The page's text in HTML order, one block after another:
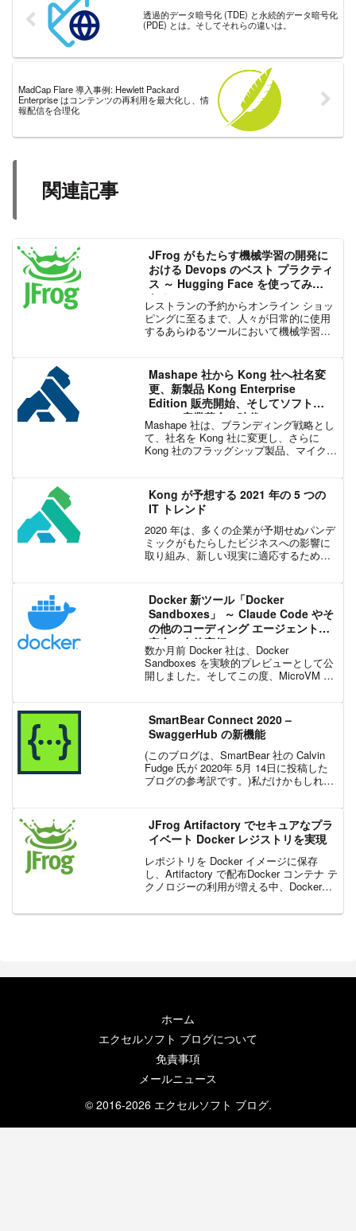
透過的データ暗号化 (TDE) と永続的データ暗号化
(PDE) とは。そしてそれらの違いは。
MadCap Flare 導入事例: Hewlett Packard
Enterprise はコンテンツの再利用を最大化し、情
報配信を合理化
関連記事
JFrog がもたらす機械学習の開発に
おける Devops のベスト プラクティ
ス ～ Hugging Face を使ってみ
た！
レストランの予約からオンライン ショッ
ピングに至るまで、人々が日常的に使用
するあらゆるツールにおいて機械学習の
社の調査では、CIO の 56％...
Mashape 社から Kong 社へ社名変
更、新製品 Kong Enterprise
Edition 販売開始、そしてソフトウ
ェアの産業革命の時代へ
Mashape 社は、ブランディング戦略とし
て、社名を Kong 社に変更し、さらに
Kong 社のフラッグシップ製品、マイクロ
リー...
Kong が予想する 2021 年の 5 つの
IT トレンド
2020 年は、多くの企業が予期せぬパンデ
ミックがもたらしたビジネスへの影響に
取り組み、新しい現実に適応するために
2021 年にコロナ禍から回復し始めると、
この新し...
Docker 新ツール「Docker
Sandboxes」 ～ Claude Code やそ
の他のコーディング エージェントを
安全に自律実行
数か月前 Docker 社は、Docker
Sandboxes を実験的プレビューとして公
開しました。そしてこの度、MicroVM に
在、macOS お...
SmartBear Connect 2020 –
SwaggerHub の新機能
(このブログは、SmartBear 社の Calvin
Fudge 氏が 2020年 5月 14日に投稿した
ブログの参考訳です。)私だけかもしれま
先日、当社のバーチャル...
JFrog Artifactory でセキュアなプラ
イベート Docker レジストリを実現
レポジトリを Docker イメージに保存
し、Artifactory で配布Docker コンテナ テ
クノロジーの利用が増える中、Docker
れています。商用としては、Docker のプ
ホーム
エクセルソフト ブログについて
免責事項
メールニュース
© 2016-2026 エクセルソフト ブログ.